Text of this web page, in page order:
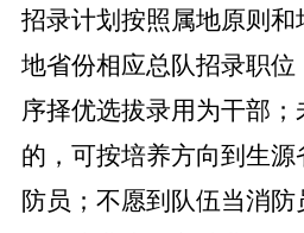
招录计划按照属地原则
地省份相应总队招录职
序择优选拔录用为干部
的，可按培养方向到生
防员；不愿到队伍当消